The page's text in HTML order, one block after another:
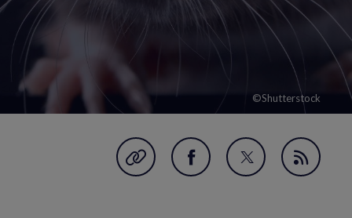
©Shutterstock
Garder en favori
Partager
Partager
Flux